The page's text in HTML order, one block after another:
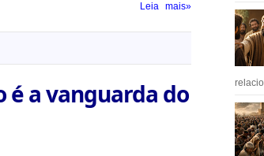
Leia mais»
é a vanguarda do